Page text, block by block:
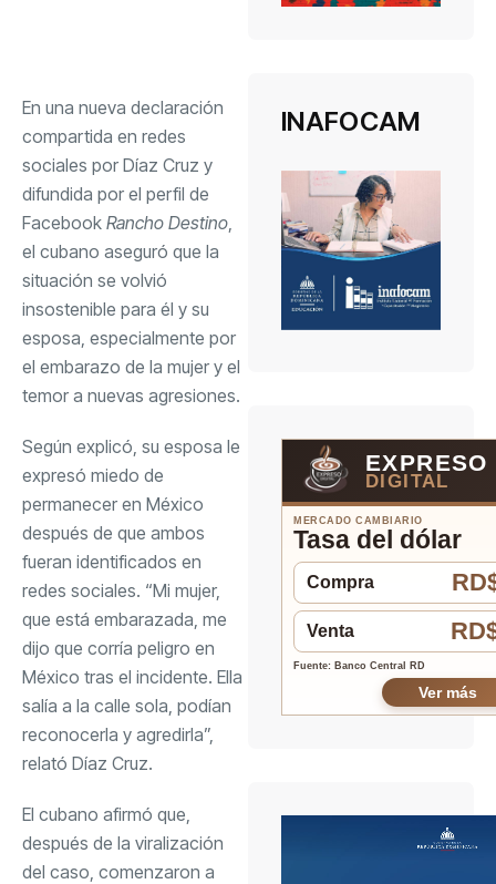
En una nueva declaración
compartida en redes
sociales por Díaz Cruz y
difundida por el perfil de
Facebook Rancho Destino
el cubano aseguró que la
situación se volvió
insostenible para él y su
esposa, especialmente por
el embarazo de la mujer y el
temor a nuevas agresiones.
Según explicó, su esposa le
expresó miedo de
permanecer en México
después de que ambos
fueran identificados en
redes sociales. “Mi mujer,
que está embarazada, me
dijo que corría peligro en
México tras el incidente. Ella
salía a la calle sola, podían
reconocerla y agredirla”,
relató Díaz Cruz.
El cubano afirmó que,
después de la viralización
del caso, comenzaron a
INAFOCAM
EXPRESO
DIGITAL
MERCADO CAMBIARIO
Tasa del dólar
Compra
Venta
Fuente: Banco Central RD
Ver más